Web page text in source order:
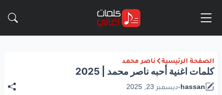
الصفحة الرئيسية ناصر محمد
كلمات اغنية أحبه ناصر محمد | 2025
hassan
-ديسمبر 23, 2025